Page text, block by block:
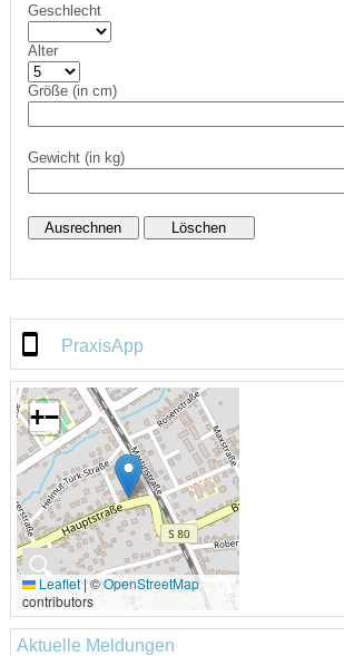
Geschlecht
Alter
Größe (in cm)
Gewicht (in kg)
PraxisApp
🔍
+−
Leaflet|©OpenStreetMap
contributors
Aktuelle Meldungen